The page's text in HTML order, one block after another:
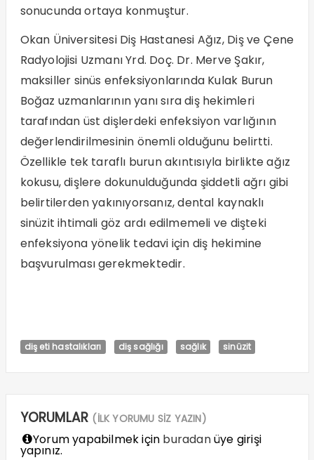
sonucunda ortaya konmuştur.
Okan Üniversitesi Diş Hastanesi Ağız, Diş ve Çene
Radyolojisi Uzmanı Yrd. Doç. Dr. Merve Şakır,
maksiller sinüs enfeksiyonlarında Kulak Burun
Boğaz uzmanlarının yanı sıra diş hekimleri
tarafından üst dişlerdeki enfeksiyon varlığının
değerlendirilmesinin önemli olduğunu belirtti.
Özellikle tek taraflı burun akıntısıyla birlikte ağız
kokusu, dişlere dokunulduğunda şiddetli ağrı gibi
belirtilerden yakınıyorsanız, dental kaynaklı
sinüzit ihtimali göz ardı edilmemeli ve dişteki
enfeksiyona yönelik tedavi için diş hekimine
başvurulması gerekmektedir.
diş eti hastalıkları diş sağlığı sağlık sinüzit
YORUMLAR (İLK YORUMU SİZ YAZIN)
Yorum yapabilmek için buradanüye girişi
yapınız.